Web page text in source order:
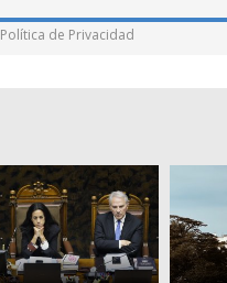
Política de Privacidad